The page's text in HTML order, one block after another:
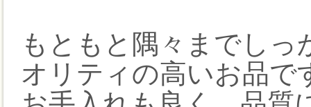
もともと隅々までし
オリティの高いお品で